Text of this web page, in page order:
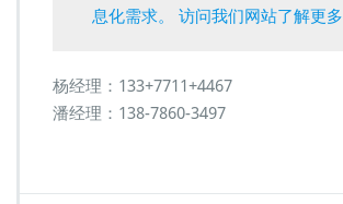
息化需求。 访问我们网站了解更多
杨经理：133+7711+4467
潘经理：138-7860-3497